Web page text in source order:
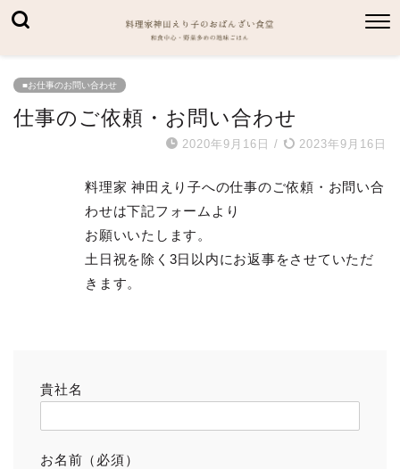
■お仕事のお問い合わせ
仕事のご依頼・お問い合わせ
2020年9月16日 / 2023年9月16日
料理家 神田えり子への仕事のご依頼・お問い合
わせは下記フォームより
お願いいたします。
土日祝を除く3日以内にお返事をさせていただ
きます。
貴社名
お名前（必須）